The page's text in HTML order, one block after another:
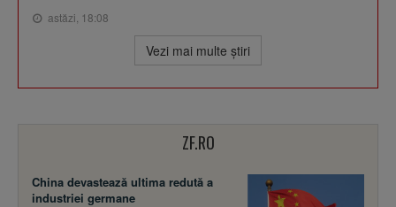
astăzi, 18:08
Vezi mai multe ştiri
ZF.RO
China devastează ultima redută a
industriei germane